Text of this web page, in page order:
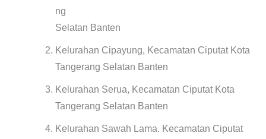
ng
Selatan Banten
Kelurahan Cipayung, Kecamatan Ciputat Kota
Tangerang Selatan Banten
Kelurahan Serua, Kecamatan Ciputat Kota
Tangerang Selatan Banten
Kelurahan Sawah Lama. Kecamatan Ciputat